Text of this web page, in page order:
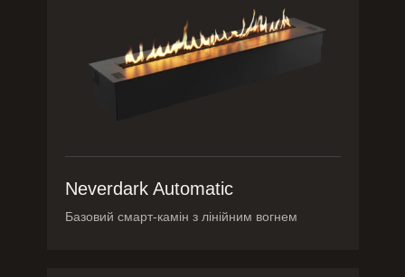
Neverdark Automatic
Базовий смарт-камін з лінійним вогнем